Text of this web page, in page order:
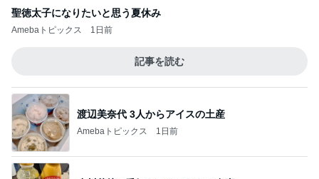
聖徳太子になりたいと思う夏休み
Amebaトピックス 1日前
記事を読む
渡辺美奈代 3人からアイスの土産
Amebaトピックス 1日前